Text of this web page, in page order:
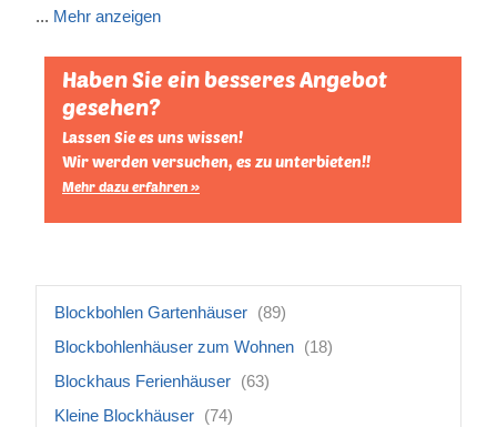
... Mehr anzeigen
Haben Sie ein besseres Angebot
gesehen?
Lassen Sie es uns wissen!
Wir werden versuchen, es zu unterbieten!!
Mehr dazu erfahren »
Blockbohlen Gartenhäuser (89)
Blockbohlenhäuser zum Wohnen (18)
Blockhaus Ferienhäuser (63)
Kleine Blockhäuser (74)